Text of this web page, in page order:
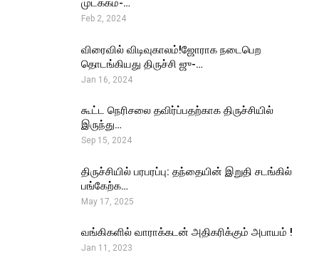
முடக்கம்-…
Feb 2, 2024
விரைவில் விடிவுகாலம்!ஜோராக நடைபெற
தொடங்கியது திருச்சி ஜு-…
Jan 16, 2024
கூட்ட நெரிசலை தவிர்ப்பதற்காக திருச்சியில்
இருந்து…
Sep 15, 2024
திருச்சியில் பரபரப்பு: தந்தையின் இறுதி சடங்கில்
பங்கேற்க…
May 17, 2025
வங்கிகளில் வாராக்கடன் அதிகரிக்கும் அபாயம் !
Jan 11, 2023